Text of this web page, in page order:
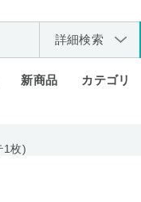
詳細検索
新商品 カテゴリ
1枚)